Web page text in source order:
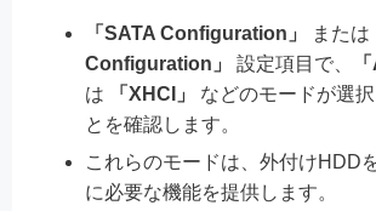
「SATA Configuration」 または
Configuration」
設定項目で、
は
「XHCI」
などのモードが選
とを確認します。
これらのモードは、外付けHDD
に必要な機能を提供します。